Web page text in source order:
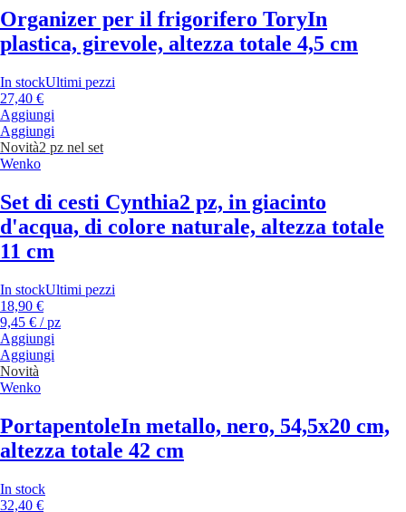
Organizer per il frigorifero ToryIn
plastica, girevole, altezza totale 4,5 cm
In stockUltimi pezzi
27,40 €
Aggiungi
Aggiungi
Novità2 pz nel set
Wenko
Set di cesti Cynthia2 pz, in giacinto
d'acqua, di colore naturale, altezza totale
11 cm
In stockUltimi pezzi
18,90 €
9,45 € / pz
Aggiungi
Aggiungi
Novità
Wenko
PortapentoleIn metallo, nero, 54,5x20 cm,
altezza totale 42 cm
In stock
32,40 €